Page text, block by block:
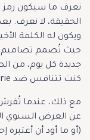
نعرف ما سيكون رمز
الحقيقة، لا نعرف.
ويكون له الكلمة
حيث تُصمم تصاميم
جديدة كل يوم، من
كنت تتنافس ضد Grand Sonnerie).
مع ذلك، عندما
عن العرض السنوي
(أو ما أود أن أعتبره